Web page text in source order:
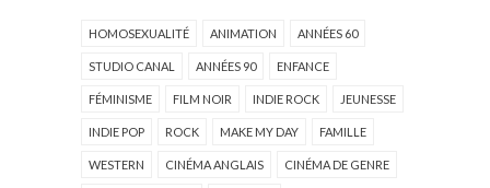
HOMOSEXUALITÉ ANIMATION ANNÉES 60
STUDIO CANAL ANNÉES 90 ENFANCE
FÉMINISME FILM NOIR INDIE ROCK JEUNESSE
INDIE POP ROCK MAKE MY DAY FAMILLE
WESTERN CINÉMA ANGLAIS CINÉMA DE GENRE